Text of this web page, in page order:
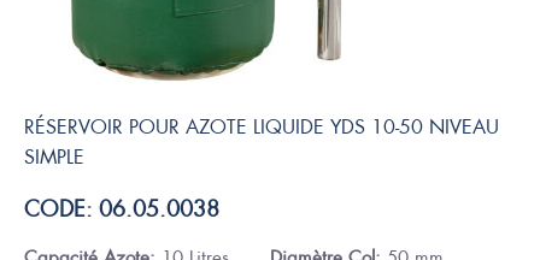
RÉSERVOIR POUR AZOTE LIQUIDE YDS 10-50 NIVEAU
SIMPLE
CODE: 06.05.0038